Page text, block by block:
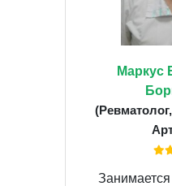
Маркус
Занимается